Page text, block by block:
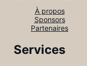
À propos
Sponsors
Partenaires
Services